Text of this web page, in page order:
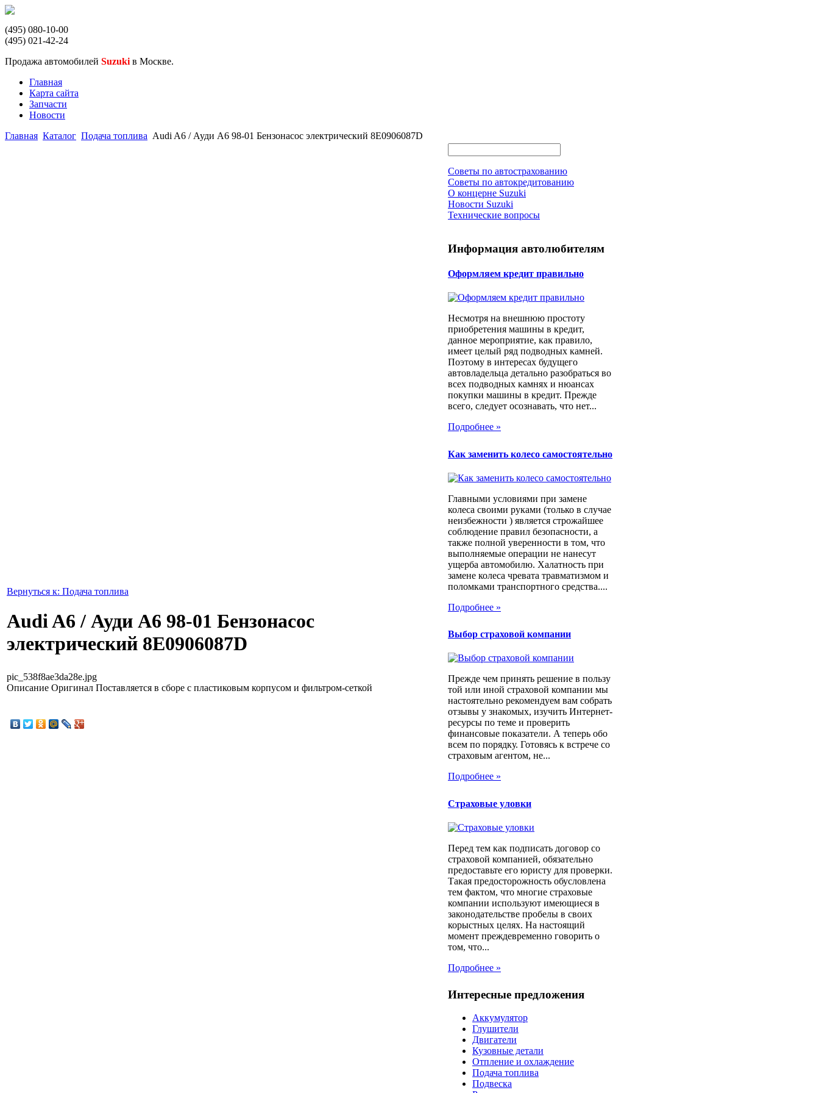
(495) 080-10-00
(495) 021-42-24
Продажа автомобилей Suzuki в Москве.
Главная
Карта сайта
Запчасти
Новости
Главная Каталог Подача топлива Audi A6 / Ауди А6 98-01 Бензонасос электрический 8E0906087D
Вернуться к: Подача топлива
Audi A6 / Ауди А6 98-01 Бензонасос
электрический 8E0906087D
pic_538f8ae3da28e.jpg
Описание Оригинал Поставляется в сборе с пластиковым корпусом и фильтром-сеткой
Советы по автострахованию
Советы по автокредитованию
О концерне Suzuki
Новости Suzuki
Технические вопросы
Информация автолюбителям
Оформляем кредит правильно
Несмотря на внешнюю простоту
приобретения машины в кредит,
данное мероприятие, как правило,
имеет целый ряд подводных камней.
Поэтому в интересах будущего
автовладельца детально разобраться во
всех подводных камнях и нюансах
покупки машины в кредит. Прежде
всего, следует осознавать, что нет...
Подробнее »
Как заменить колесо самостоятельно
Главными условиями при замене
колеса своими руками (только в случае
неизбежности ) является строжайшее
соблюдение правил безопасности, а
также полной уверенности в том, что
выполняемые операции не нанесут
ущерба автомобилю. Халатность при
замене колеса чревата травматизмом и
поломками транспортного средства....
Подробнее »
Выбор страховой компании
Прежде чем принять решение в пользу
той или иной страховой компании мы
настоятельно рекомендуем вам собрать
отзывы у знакомых, изучить Интернет-
ресурсы по теме и проверить
финансовые показатели. А теперь обо
всем по порядку. Готовясь к встрече со
страховым агентом, не...
Подробнее »
Страховые уловки
Перед тем как подписать договор со
страховой компанией, обязательно
предоставьте его юристу для проверки.
Такая предосторожность обусловлена
тем фактом, что многие страховые
компании используют имеющиеся в
законодательстве пробелы в своих
корыстных целях. На настоящий
момент преждевременно говорить о
том, что...
Подробнее »
Интересные предложения
Аккумулятор
Глушители
Двигатели
Кузовные детали
Отпление и охлаждение
Подача топлива
Подвеска